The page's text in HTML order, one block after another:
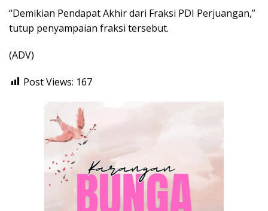
“Demikian Pendapat Akhir dari Fraksi PDI Perjuangan,”
tutup penyampaian fraksi tersebut.
(ADV)
Post Views: 167